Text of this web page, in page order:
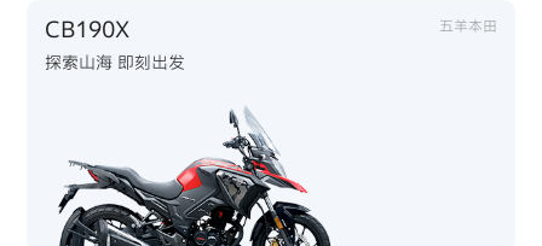
CB190X 五羊本田
探索山海 即刻出发